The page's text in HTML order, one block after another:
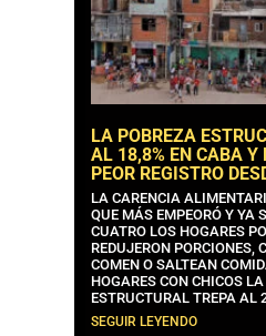
LA POBREZA
AL 18,8% EN CABA Y
PEOR REGISTRO
LA CARENCIA
QUE MÁS EMPEORÓ Y YA
CUATRO LOS HOGARES
REDUJERON PORCIONES,
COMEN O SALTEAN
HOGARES CON CHICOS
ESTRUCTURAL TREPA AL
SEGUIR LEYENDO